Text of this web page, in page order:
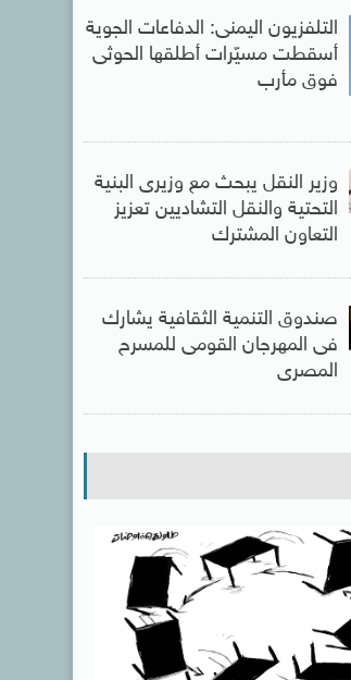
التلفزيون اليمنى: الدفاعات الجوية
أسقطت مسيّرات أطلقها الحوثى
فوق مأرب
وزير النقل يبحث مع وزيرى البنية
التحتية والنقل التشاديين تعزيز
التعاون المشترك
صندوق التنمية الثقافية يشارك
فى المهرجان القومى للمسرح
المصرى